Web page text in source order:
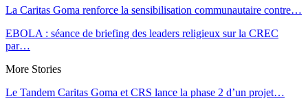
La Caritas Goma renforce la sensibilisation communautaire contre…
EBOLA : séance de briefing des leaders religieux sur la CREC
par…
More Stories
Le Tandem Caritas Goma et CRS lance la phase 2 d’un projet…